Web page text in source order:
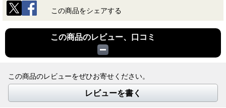
この商品をシェアする
この商品のレビュー、口コミ
この商品のレビューをぜひお寄せください。
レビューを書く